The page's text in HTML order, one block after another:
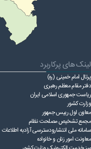
لینک های پرکاربرد
پرتال امام خمینی (ره)
دفتر مقام معظم رهبری
ریاست ‌جمهوری اسلامی ایران
وزارت کشور
معاون اول رییس جمهور
مجمع تشخیص مصلحت نظام
سامانه ملی انتشارودسترسی آزادبه اطلاعات
معاونت امور زنان و خانواده